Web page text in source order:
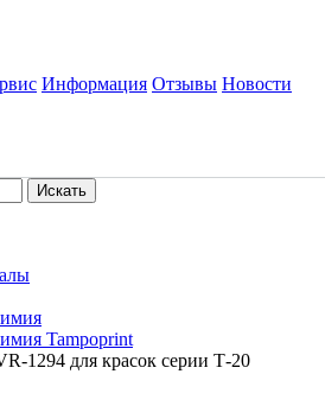
Информация Отзывы Новости
Искать
Tampoprint
1294 для красок серии Т-20